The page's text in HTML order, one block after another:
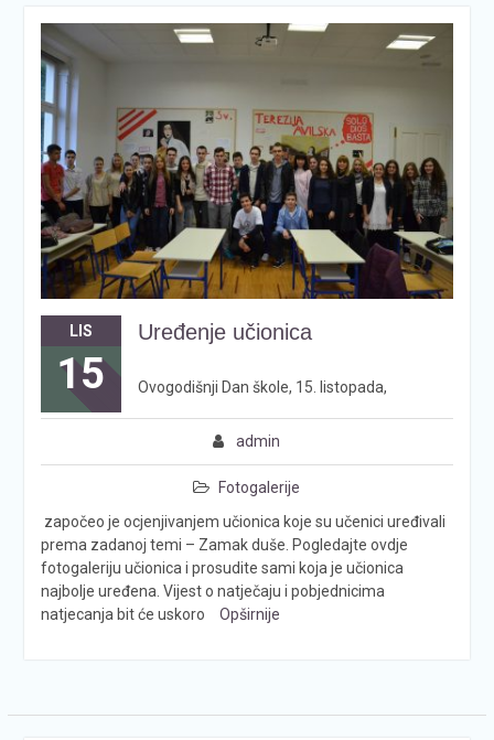
LIS
15
Uređenje učionica
admin
Fotogalerije
Ovogodišnji Dan škole, 15. listopada,
započeo je ocjenjivanjem učionica koje su učenici uređivali
prema zadanoj temi – Zamak duše. Pogledajte ovdje
fotogaleriju učionica i prosudite sami koja je učionica
najbolje uređena. Vijest o natječaju i pobjednicima
natjecanja bit će uskoro
Opširnije